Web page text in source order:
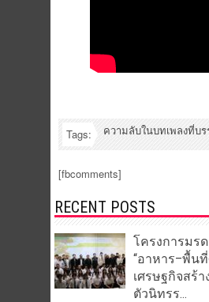
Tags: ความลับในบทเพลงที่บร
[fbcomments]
RECENT POSTS
โครงการมร
“อาหาร–พื้น
เศรษฐกิจสร้
ตัวนิทรร...